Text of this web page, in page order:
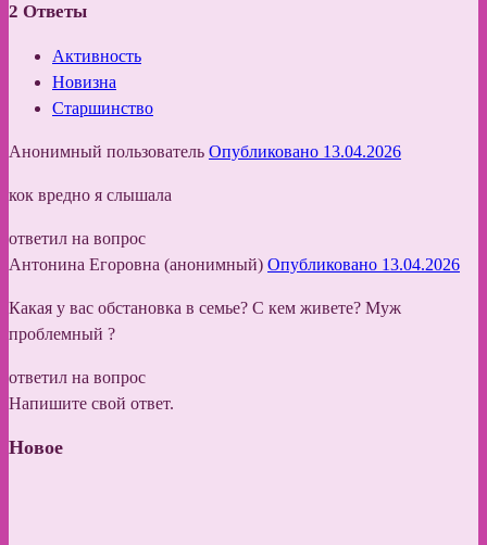
2 Ответы
Активность
Новизна
Старшинство
Анонимный пользователь Опубликовано 13.04.2026
кок вредно я слышала
ответил на вопрос
Антонина Егоровна (анонимный) Опубликовано 13.04.2026
Какая у вас обстановка в семье? С кем живете? Муж
проблемный ?
ответил на вопрос
Напишите свой ответ.
Новое